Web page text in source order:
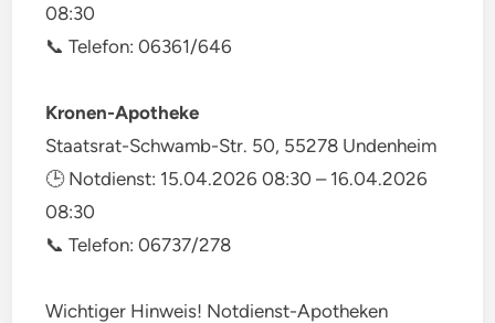
08:30
📞 Telefon: 06361/646
Kronen-Apotheke
Staatsrat-Schwamb-Str. 50, 55278 Undenheim
🕒 Notdienst: 15.04.2026 08:30 – 16.04.2026
08:30
📞 Telefon: 06737/278
Wichtiger Hinweis! Notdienst-Apotheken